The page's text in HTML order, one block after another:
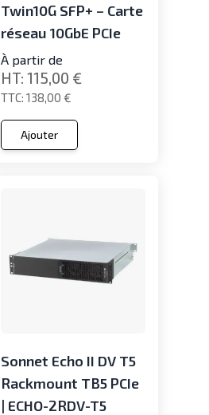
Twin10G SFP+ – Carte
réseau 10GbE PCIe
À partir de
138,00 €
115,00 €
Ajouter
Sonnet Echo II DV T5
Rackmount TB5 PCIe
| ECHO-2RDV-T5